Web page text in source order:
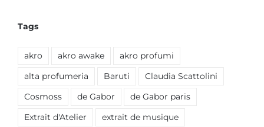
Tags
akro akro awake akro profumi
alta profumeria Baruti Claudia Scattolini
Cosmoss de Gabor de Gabor paris
Extrait d'Atelier extrait de musique